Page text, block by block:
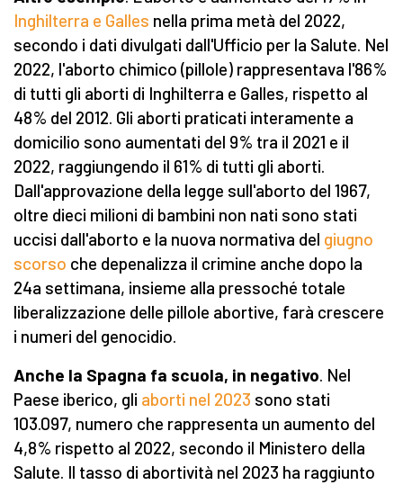
Inghilterra e Galles nella prima metà del 2022,
secondo i dati divulgati dall'Ufficio per la Salute. Nel
2022, l'aborto chimico (pillole) rappresentava l'86%
di tutti gli aborti di Inghilterra e Galles, rispetto al
48% del 2012. Gli aborti praticati interamente a
domicilio sono aumentati del 9% tra il 2021 e il
2022, raggiungendo il 61% di tutti gli aborti.
Dall'approvazione della legge sull'aborto del 1967,
oltre dieci milioni di bambini non nati sono stati
uccisi dall'aborto e la nuova normativa del giugno
scorso che depenalizza il crimine anche dopo la
24a settimana, insieme alla pressoché totale
liberalizzazione delle pillole abortive, farà crescere
i numeri del genocidio.
Anche la Spagna fa scuola, in negativo. Nel
Paese iberico, gli aborti nel 2023 sono stati
103.097, numero che rappresenta un aumento del
4,8% rispetto al 2022, secondo il Ministero della
Salute. Il tasso di abortività nel 2023 ha raggiunto